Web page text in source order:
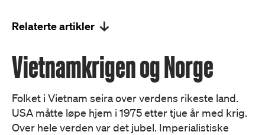
Relaterte artikler
Vietnamkrigen og Norge
Folket i Vietnam seira over verdens rikeste land.
USA måtte løpe hjem i 1975 etter tjue år med krig.
Over hele verden var det jubel. Imperialistiske